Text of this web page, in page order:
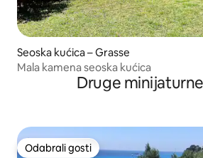
Seoska kućica – Grasse
Mala kamena seoska kućica
Druge
Odabrali gosti
Odabrali gosti